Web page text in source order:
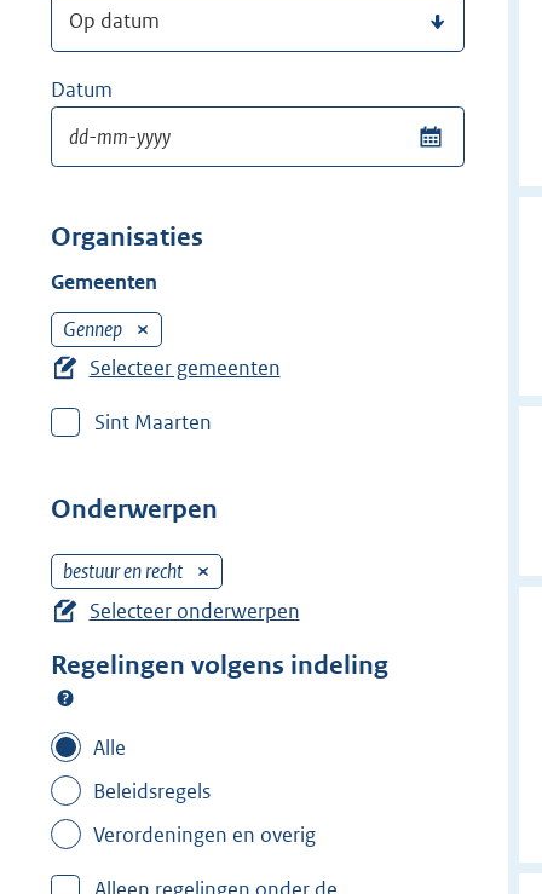
Datum
Organisaties
Gemeenten
Gennep
e
w
d
e
r
f
i
e
r
G
e
Selecteer gemeenten
Sint Maarten
Onderwerpen
bestuur en recht
e
w
e
r
Selecteer onderwerpen
Regelingen volgens indeling
Alle
Beleidsregels
Verordeningen en overig